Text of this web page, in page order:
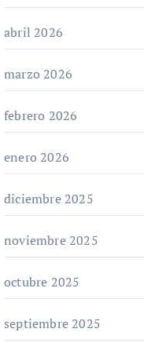
abril 2026
marzo 2026
febrero 2026
enero 2026
diciembre 2025
noviembre 2025
octubre 2025
septiembre 2025